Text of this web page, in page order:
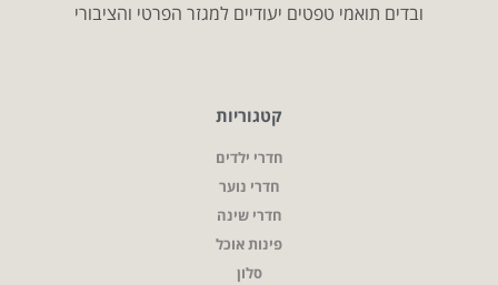
ובדים תואמי טפטים יעודיים למגזר הפרטי והציבורי
קטגוריות
חדרי ילדים
חדרי נוער
חדרי שינה
פינות אוכל
סלון